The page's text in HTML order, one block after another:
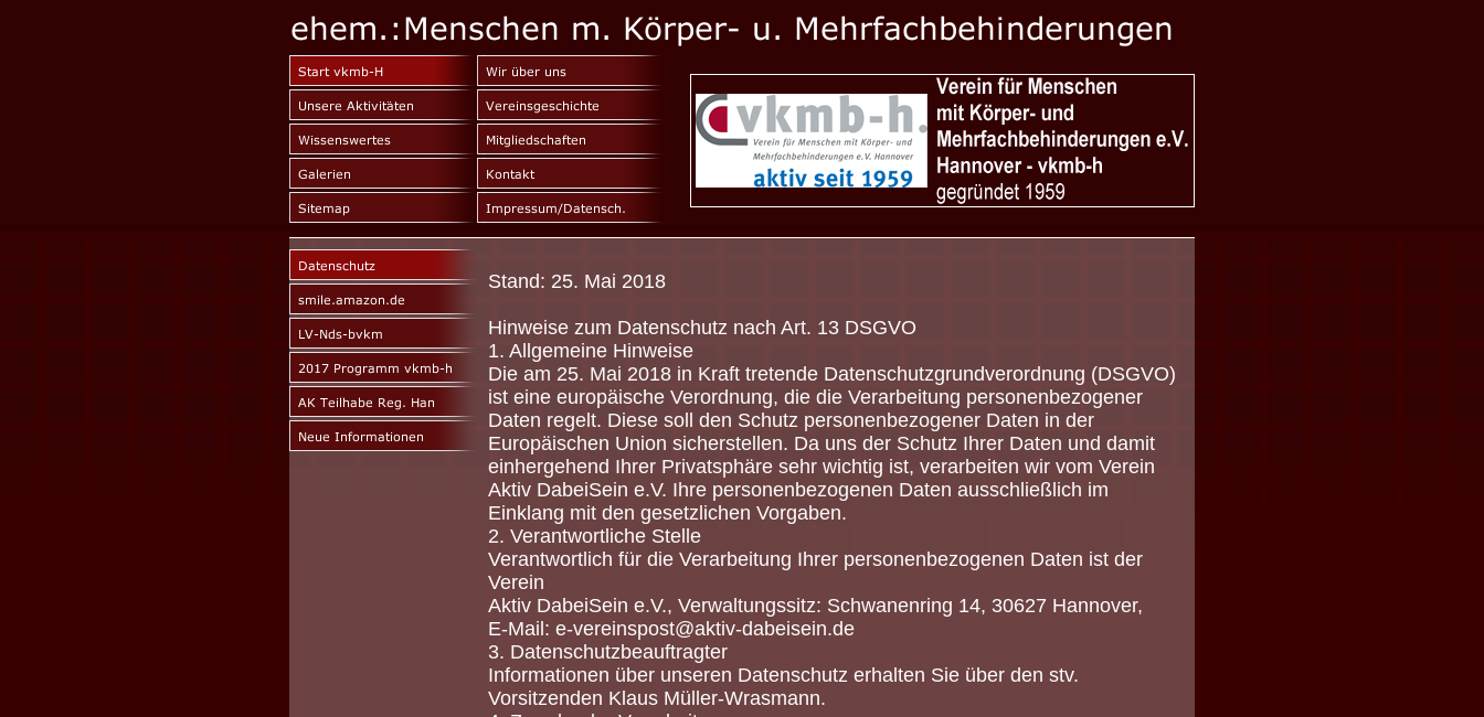
Stand: 25. Mai 2018
Hinweise zum Datenschutz nach Art. 13 DSGVO
1. Allgemeine Hinweise
Die am 25. Mai 2018 in Kraft tretende Datenschutzgrundverordnung (DSGVO)
ist eine europäische Verordnung, die die Verarbeitung personenbezogener
Daten regelt. Diese soll den Schutz personenbezogener Daten in der
Europäischen Union sicherstellen. Da uns der Schutz Ihrer Daten und damit
einhergehend Ihrer Privatsphäre sehr wichtig ist, verarbeiten wir vom Verein
Aktiv DabeiSein e.V. Ihre personenbezogenen Daten ausschließlich im
Einklang mit den gesetzlichen Vorgaben.
2. Verantwortliche Stelle
Verantwortlich für die Verarbeitung Ihrer personenbezogenen Daten ist der
Verein
Aktiv DabeiSein e.V., Verwaltungssitz: Schwanenring 14, 30627 Hannover,
E-Mail: e-vereinspost@aktiv-dabeisein.de
3. Datenschutzbeauftragter
Informationen über unseren Datenschutz erhalten Sie über den stv.
Vorsitzenden Klaus Müller-Wrasmann.